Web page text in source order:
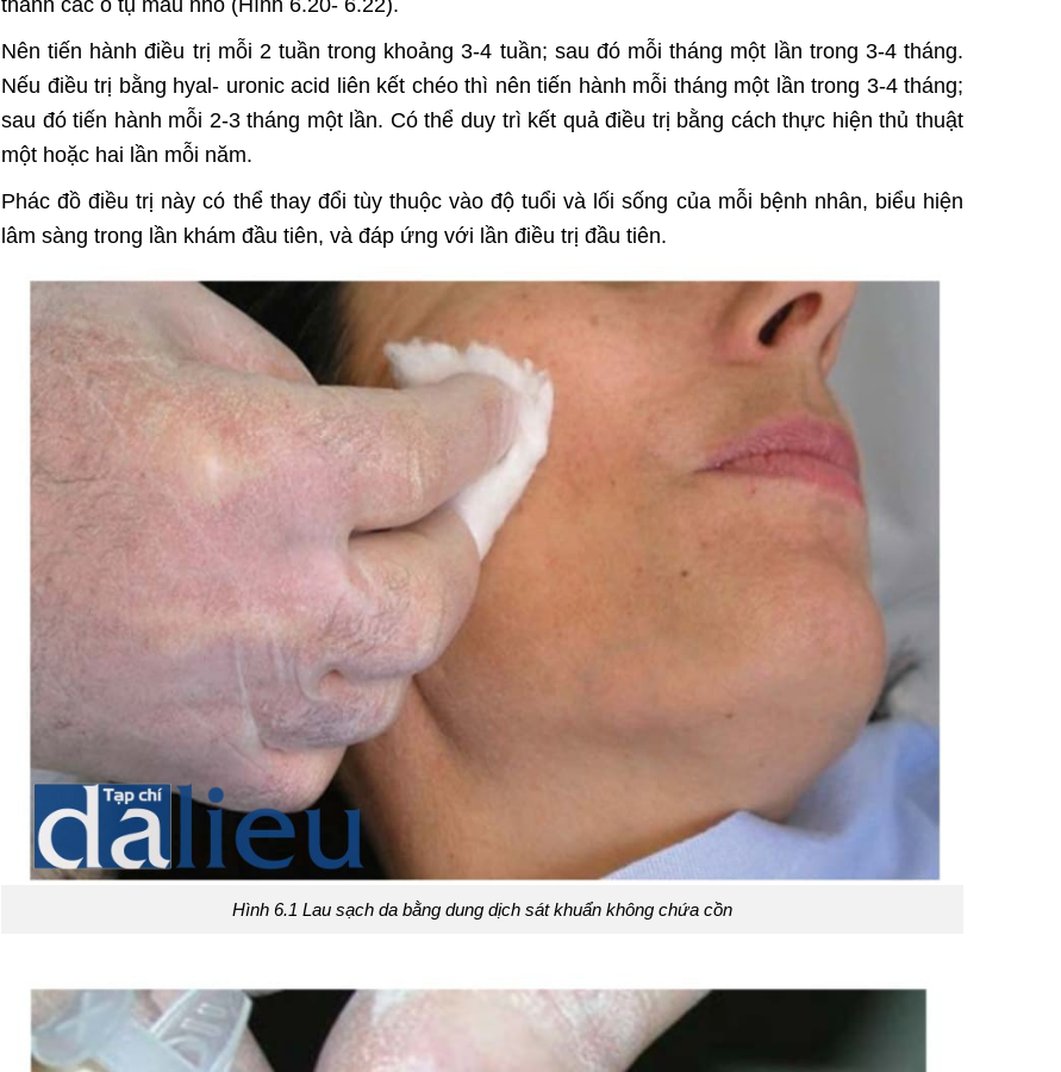
thành các ổ tụ máu nhỏ (Hình 6.20- 6.22).
Nên tiến hành điều trị mỗi 2 tuần trong khoảng 3-4 tuần; sau đó mỗi tháng một lần trong 3-4 tháng.
Nếu điều trị bằng hyal- uronic acid liên kết chéo thì nên tiến hành mỗi tháng một lần trong 3-4 tháng;
sau đó tiến hành mỗi 2-3 tháng một lần. Có thể duy trì kết quả điều trị bằng cách thực hiện thủ thuật
một hoặc hai lần mỗi năm.
Phác đồ điều trị này có thể thay đổi tùy thuộc vào độ tuổi và lối sống của mỗi bệnh nhân, biểu hiện
lâm sàng trong lần khám đầu tiên, và đáp ứng với lần điều trị đầu tiên.
Hình 6.1 Lau sạch da bằng dung dịch sát khuẩn không chứa cồn